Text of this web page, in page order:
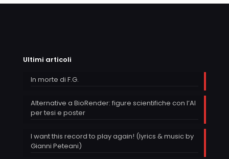
Ultimi articoli
In morte di F.G.
Alternative a BioRender: figure scientifiche con l’AI
per tesi e poster
I want this record to play again! (lyrics & music by
Gianni Peteani)